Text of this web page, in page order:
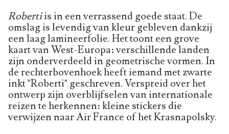
Robertiis in een verrassend goede staat. De
omslag is levendig van kleur gebleven dankzij
een laag lamineerfolie. Het toont een grove
kaart van West-Europa: verschillende landen
zijn onderverdeeld in geometrische vormen. In
de rechterbovenhoek heeft iemand met zwarte
inkt "Roberti" geschreven. Verspreid over het
ontwerp zijn overblijfselen van internationale
reizen te herkennen: kleine stickers die
verwijzen naar Air France of het Krasnapolsky.